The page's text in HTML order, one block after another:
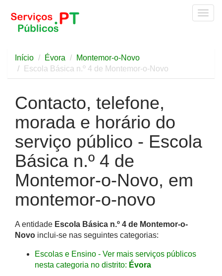
Início Évora
Montemor-o-Novo
Escola Básica n.º 4 de Montemor-o-Novo
Contacto, telefone,
morada e horário do
serviço público - Escola
Básica n.º 4 de
Montemor-o-Novo, em
montemor-o-novo
A entidade Escola Básica n.º 4 de Montemor-o-
Novo inclui-se nas seguintes categorias:
Escolas e Ensino - Ver mais serviços públicos
nesta categoria no distrito: Évora